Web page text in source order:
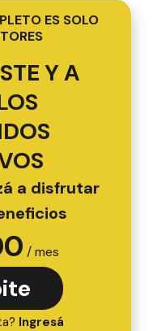
ES SOLO
Y A
a disfrutar
/ mes
Ingresá